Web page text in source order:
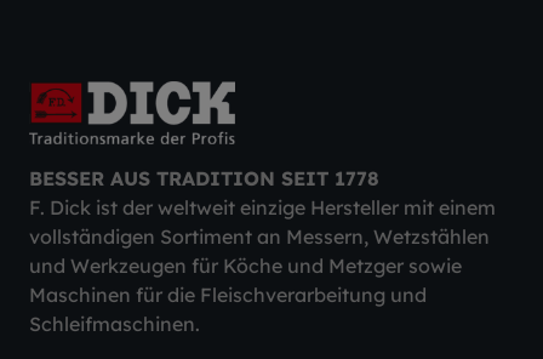
BESSER AUS TRADITION SEIT 1778
F. Dick ist der weltweit einzige Hersteller mit einem
vollständigen Sortiment an Messern, Wetzstählen
und Werkzeugen für Köche und Metzger sowie
Maschinen für die Fleischverarbeitung und
Schleifmaschinen.